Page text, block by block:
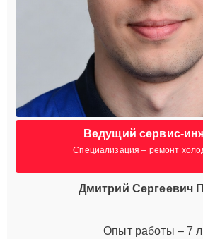
Ведущий сервис-
Специализация – ремонт
Дмитрий Сергеевич
Опыт работы – 7